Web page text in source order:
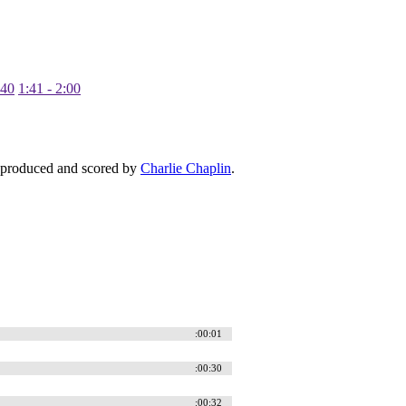
1:41 - 2:00
and scored by Charlie Chaplin.
:00:01
:00:30
:00:32